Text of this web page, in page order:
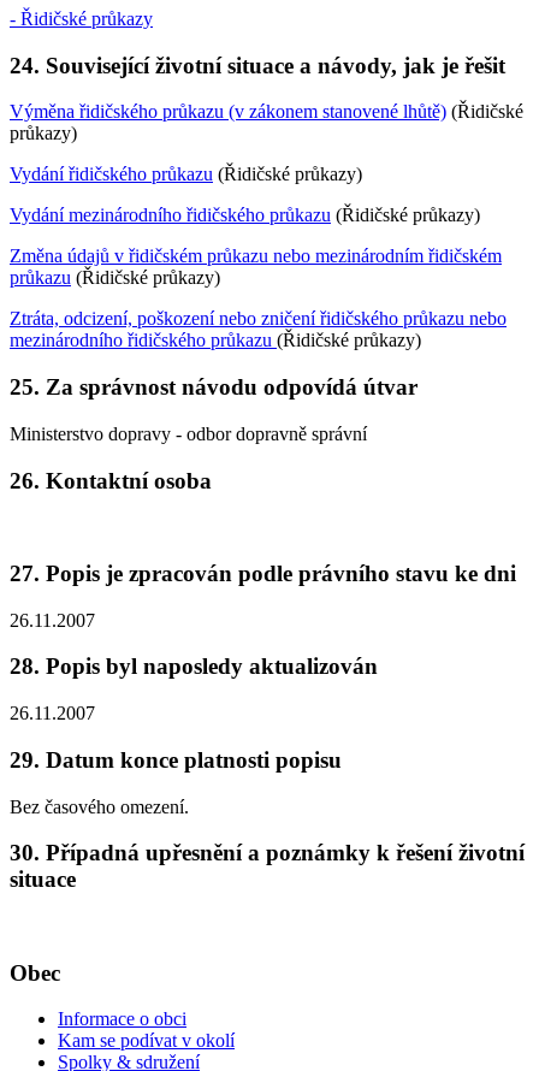
- Řidičské průkazy
24. Související životní situace a návody, jak je řešit
Výměna řidičského průkazu (v zákonem stanovené lhůtě) (Řidičské
průkazy)
Vydání řidičského průkazu (Řidičské průkazy)
Vydání mezinárodního řidičského průkazu (Řidičské průkazy)
Změna údajů v řidičském průkazu nebo mezinárodním řidičském
průkazu (Řidičské průkazy)
Ztráta, odcizení, poškození nebo zničení řidičského průkazu nebo
mezinárodního řidičského průkazu (Řidičské průkazy)
25. Za správnost návodu odpovídá útvar
Ministerstvo dopravy - odbor dopravně správní
26. Kontaktní osoba
27. Popis je zpracován podle právního stavu ke dni
26.11.2007
28. Popis byl naposledy aktualizován
26.11.2007
29. Datum konce platnosti popisu
Bez časového omezení.
30. Případná upřesnění a poznámky k řešení životní
situace
Obec
Informace o obci
Kam se podívat v okolí
Spolky & sdružení